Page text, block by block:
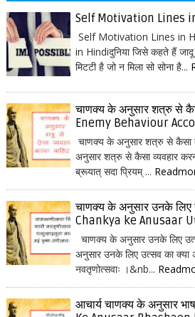
Self Motivation Lines
Self Motivation Lines in
in Hindiदुनिया जिसे कहते हैं जादू
मिटटी है जो न मिला सो सोना है...
चाणक्य के अनुसार शत्रु से कैसा
Enemy Behaviour
चाणक्य के अनुसार शत्रु से कैसा
अनुसार शत्रु से कैसा व्यवहार
ब्रूयात् सदा प्रियम् ...
चाणक्य के अनुसार उनके लिए
Chankya ke Anusaar
चाणक्य के अनुसार उनके लिए
अनुसार उनके लिए उत्सव का क्या
नवतृणोत्सवाः ।&nb...
आचार्य चाणक्य के अनुसार